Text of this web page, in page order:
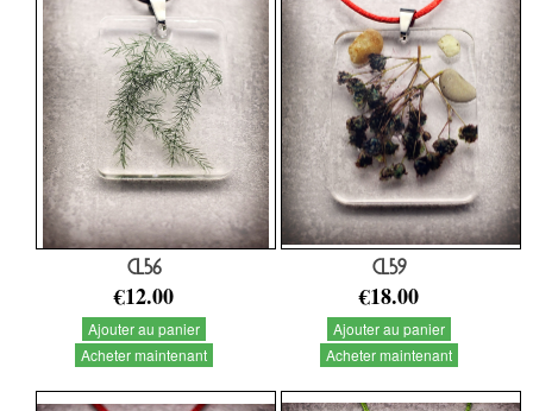
CL56
€12.00
Ajouter au panier
Acheter maintenant
CL59
€18.00
Ajouter au panier
Acheter maintenant